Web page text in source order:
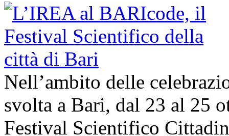
Nell’ambito delle
svolta a Bari, dal 23 al 25
Festival Scientifico